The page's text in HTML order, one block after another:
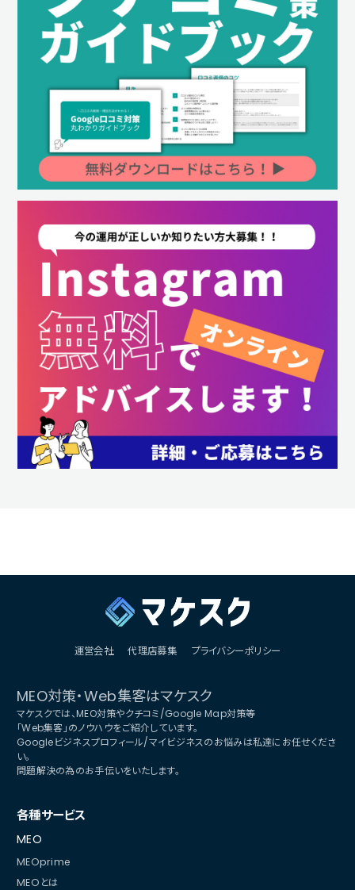
運営会社 代理店募集 プライバシーポリシー
MEO対策・Web集客はマケスク
マケスクでは、MEO対策やクチコミ/Google Map対策等
「Web集客」のノウハウをご紹介しています。
Googleビジネスプロフィール/マイビジネスのお悩みは私達にお任せくださ
い。
問題解決の為のお手伝いをいたします。
各種サービス
MEO
MEOprime
MEOとは